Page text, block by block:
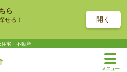
ら
せる！ 開く
住宅・不動産